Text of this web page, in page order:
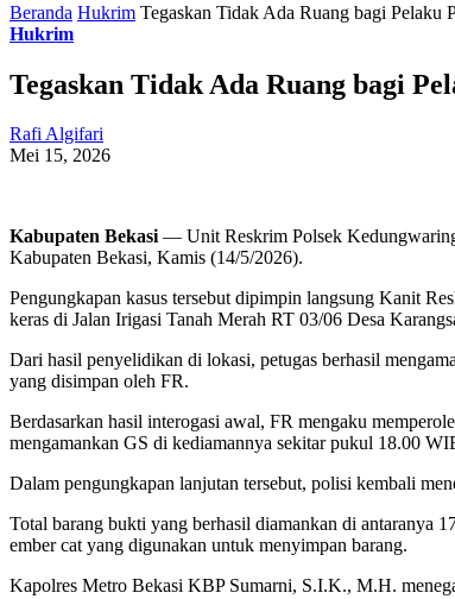
Beranda Hukrim Tegaskan Tidak Ada Ruang bagi Pelaku
Hukrim
Tegaskan Tidak Ada Ruang bagi
Rafi Algifari
Mei 15, 2026
Kabupaten Bekasi— Unit Reskrim Polsek
Kabupaten Bekasi, Kamis (14/5/2026).
Pengungkapan kasus tersebut dipimpin langsung Kanit
keras di Jalan Irigasi Tanah Merah RT 03/06 Desa
Dari hasil penyelidikan di lokasi, petugas berhasil
yang disimpan oleh FR.
Berdasarkan hasil interogasi awal, FR mengaku
mengamankan GS di kediamannya sekitar pukul 18.00
Dalam pengungkapan lanjutan tersebut, polisi kembali
Total barang bukti yang berhasil diamankan di antaranya
ember cat yang digunakan untuk menyimpan barang.
Kapolres Metro Bekasi KBP Sumarni, S.I.K., M.H.